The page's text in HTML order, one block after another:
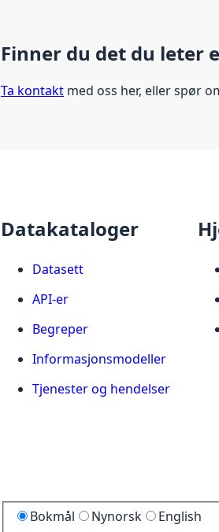
Finner du det du leter
Ta kontakt med oss her, eller spør
Datakataloger
Datasett
API-er
Begreper
Informasjonsmodeller
Tjenester og hendelser
Bokmål Nynorsk English